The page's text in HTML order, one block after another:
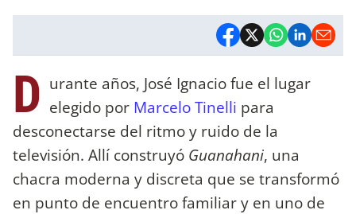
D urante años, José Ignacio fue el lugar
elegido por Marcelo Tinelli para
desconectarse del ritmo y ruido de la
televisión. Allí construyó Guanahani, una
chacra moderna y discreta que se transformó
en punto de encuentro familiar y en uno de